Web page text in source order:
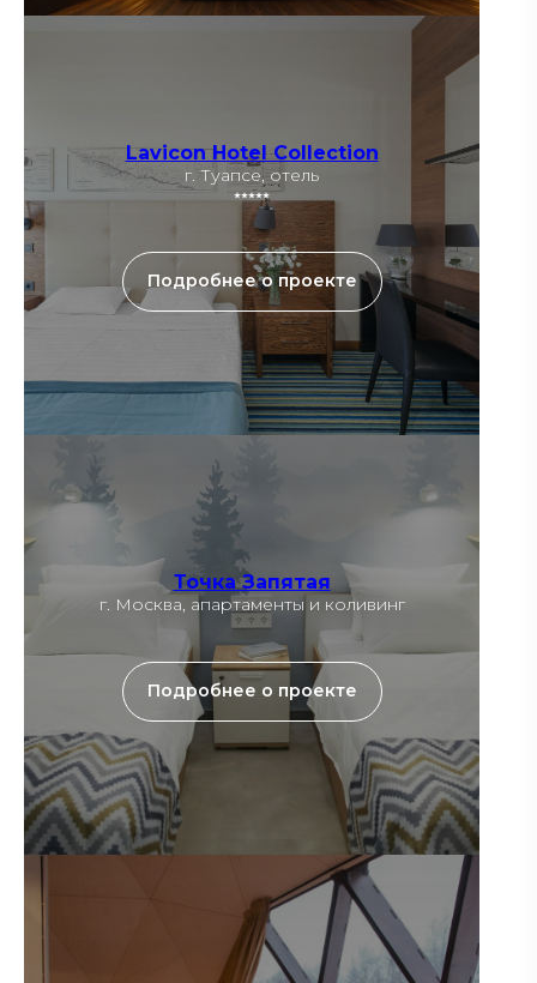
Lavicon Hotel Collection
г. Туапсе, отель
⭑⭑⭑⭑⭑
Подробнее о проекте
Точка Запятая
г. Москва, апартаменты и коливинг
Подробнее о проекте